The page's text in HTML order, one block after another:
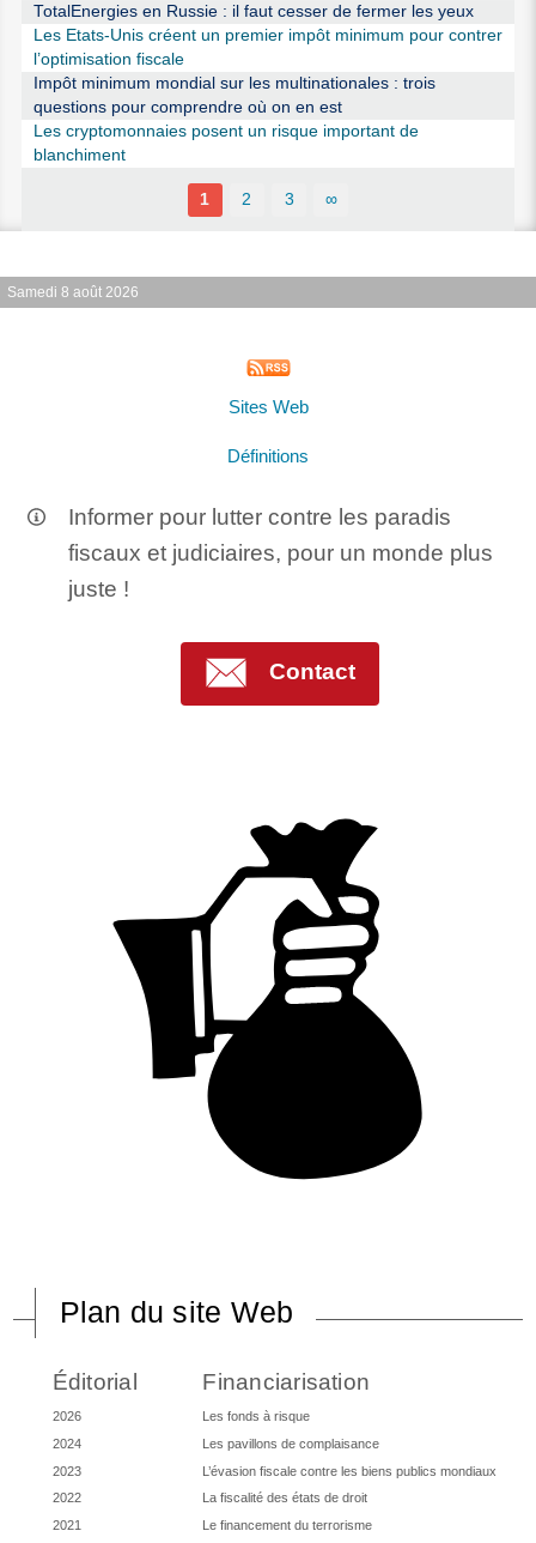
TotalEnergies en Russie : il faut cesser de fermer les yeux
Les Etats-Unis créent un premier impôt minimum pour contrer
l’optimisation fiscale
Impôt minimum mondial sur les multinationales : trois
questions pour comprendre où on en est
Les cryptomonnaies posent un risque important de
blanchiment
1 2 3 ∞
Samedi 8 août 2026
Sites Web
Définitions
Informer pour lutter contre les paradis
fiscaux et judiciaires, pour un monde plus
juste !
Contact
Plan du site Web
Éditorial
2026
2024
2023
2022
2021
Financiarisation
Les fonds à risque
Les pavillons de complaisance
L’évasion fiscale contre les biens publics mondiaux
La fiscalité des états de droit
Le financement du terrorisme